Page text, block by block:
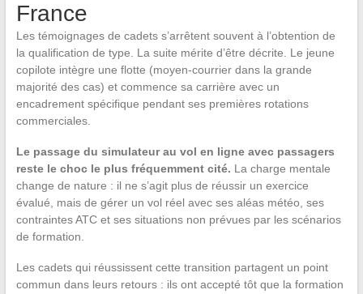
France
Les témoignages de cadets s’arrêtent souvent à l’obtention de
la qualification de type. La suite mérite d’être décrite. Le jeune
copilote intègre une flotte (moyen-courrier dans la grande
majorité des cas) et commence sa carrière avec un
encadrement spécifique pendant ses premières rotations
commerciales.
Le passage du simulateur au vol en ligne avec passagers
reste le choc le plus fréquemment cité. La charge mentale
change de nature : il ne s’agit plus de réussir un exercice
évalué, mais de gérer un vol réel avec ses aléas météo, ses
contraintes ATC et ses situations non prévues par les scénarios
de formation.
Les cadets qui réussissent cette transition partagent un point
commun dans leurs retours : ils ont accepté tôt que la formation